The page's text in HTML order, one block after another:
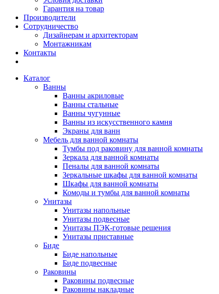
Гарантия на товар
Производители
Сотрудничество
Дизайнерам и архитекторам
Монтажникам
Контакты
Каталог
Ванны
Ванны акриловые
Ванны стальные
Ванны чугунные
Ванны из искусственного камня
Экраны для ванн
Мебель для ванной комнаты
Тумбы под раковину для ванной комнаты
Зеркала для ванной комнаты
Пеналы для ванной комнаты
Зеркальные шкафы для ванной комнаты
Шкафы для ванной комнаты
Комоды и тумбы для ванной комнаты
Унитазы
Унитазы напольные
Унитазы подвесные
Унитазы ПЭК-готовые решения
Унитазы приставные
Биде
Биде напольные
Биде подвесные
Раковины
Раковины подвесные
Раковины накладные